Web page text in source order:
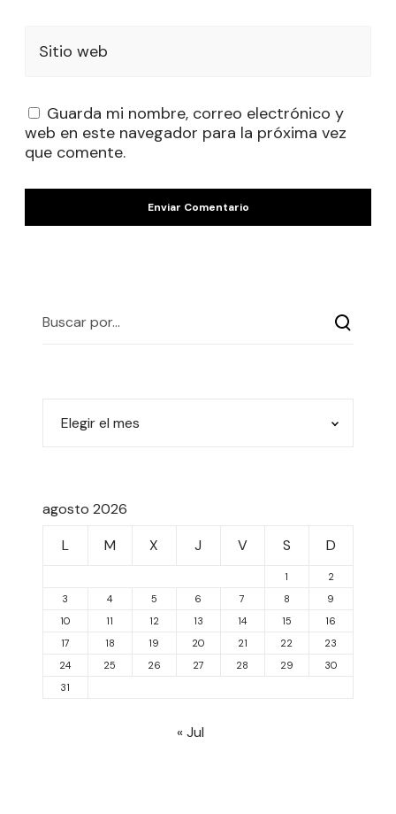
Sitio web
Guarda mi nombre, correo electrónico y
web en este navegador para la próxima vez
que comente.
agosto 2026
L
M X J V S D
1
2
3
4 5 6 7 8
9
10
11 12 13 14 15
16
17
18 19 20 21 22
23
24
25 26 27 28 29
30
31
« Jul